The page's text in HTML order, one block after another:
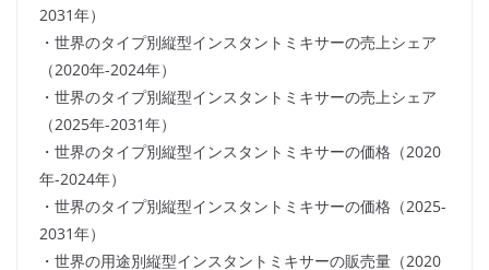
2031年）
・世界のタイプ別縦型インスタントミキサーの売上シェア
（2020年-2024年）
・世界のタイプ別縦型インスタントミキサーの売上シェア
（2025年-2031年）
・世界のタイプ別縦型インスタントミキサーの価格（2020
年-2024年）
・世界のタイプ別縦型インスタントミキサーの価格（2025-
2031年）
・世界の用途別縦型インスタントミキサーの販売量（2020